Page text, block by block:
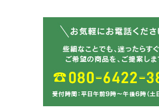
変わり胴
剣道着